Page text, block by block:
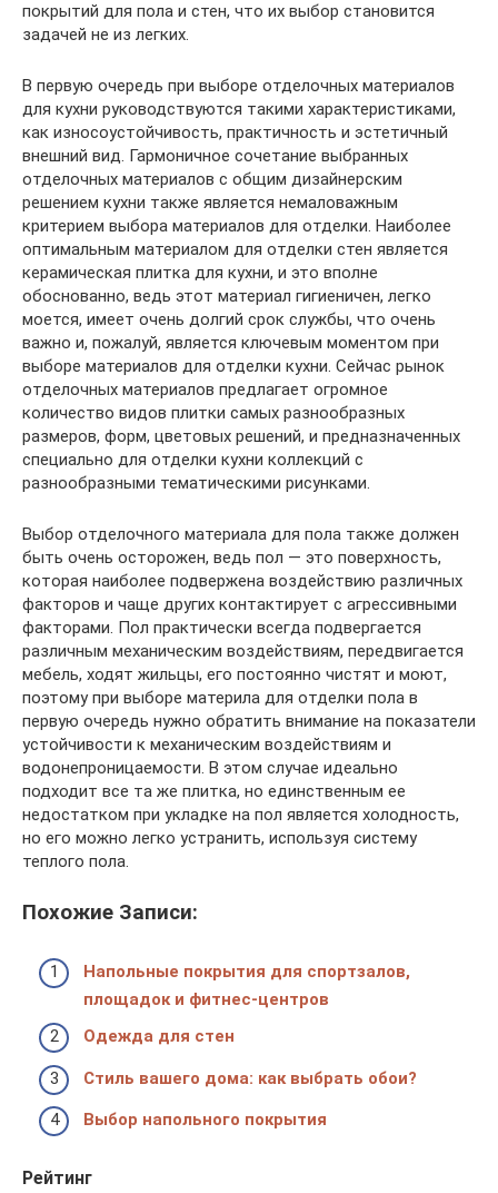
покрытий для пола и стен, что их выбор становится
задачей не из легких.
В первую очередь при выборе отделочных материалов
для кухни руководствуются такими характеристиками,
как износоустойчивость, практичность и эстетичный
внешний вид. Гармоничное сочетание выбранных
отделочных материалов с общим дизайнерским
решением кухни также является немаловажным
критерием выбора материалов для отделки. Наиболее
оптимальным материалом для отделки стен является
керамическая плитка для кухни, и это вполне
обоснованно, ведь этот материал гигиеничен, легко
моется, имеет очень долгий срок службы, что очень
важно и, пожалуй, является ключевым моментом при
выборе материалов для отделки кухни. Сейчас рынок
отделочных материалов предлагает огромное
количество видов плитки самых разнообразных
размеров, форм, цветовых решений, и предназначенных
специально для отделки кухни коллекций с
разнообразными тематическими рисунками.
Выбор отделочного материала для пола также должен
быть очень осторожен, ведь пол — это поверхность,
которая наиболее подвержена воздействию различных
факторов и чаще других контактирует с агрессивными
факторами. Пол практически всегда подвергается
различным механическим воздействиям, передвигается
мебель, ходят жильцы, его постоянно чистят и моют,
поэтому при выборе материла для отделки пола в
первую очередь нужно обратить внимание на показатели
устойчивости к механическим воздействиям и
водонепроницаемости. В этом случае идеально
подходит все та же плитка, но единственным ее
недостатком при укладке на пол является холодность,
но его можно легко устранить, используя систему
теплого пола.
Похожие Записи:
Напольные покрытия для спортзалов,
площадок и фитнес-центров
Одежда для стен
Стиль вашего дома: как выбрать обои?
Выбор напольного покрытия
Рейтинг